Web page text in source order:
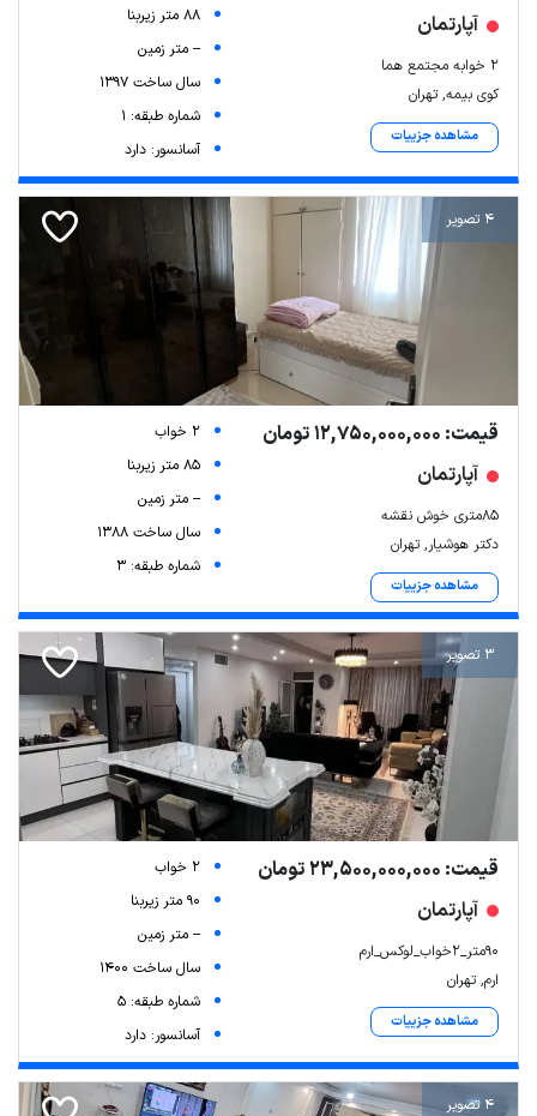
Leaflet| Map data ©
آپارتمان
۲ خوابه مجتمع هما
کوی بیمه, تهران
مشاهده جزییات
88 متر زیربنا
-- متر زمین
سال ساخت 1397
شماره طبقه: 1
آسانسور: دارد
4 تصویر
قیمت: 12,750,000,000 تومان
آپارتمان
۸۵متری خوش نقشه
دکتر هوشیار, تهران
مشاهده جزییات
2 خواب
85 متر زیربنا
-- متر زمین
سال ساخت 1388
شماره طبقه: 3
3 تصویر
قیمت: 23,500,000,000 تومان
آپارتمان
۹۰متر_۲خواب_لوکس_ارم
ارم, تهران
مشاهده جزییات
2 خواب
90 متر زیربنا
-- متر زمین
سال ساخت 1400
شماره طبقه: 5
آسانسور: دارد
4 تصویر